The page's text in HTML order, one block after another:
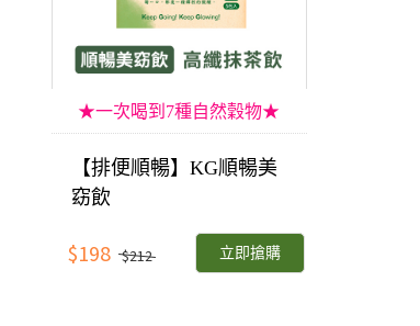
★一次喝到7種自然穀物★
【排便順暢】KG順暢美
窈飲
$198 $212 立即搶購